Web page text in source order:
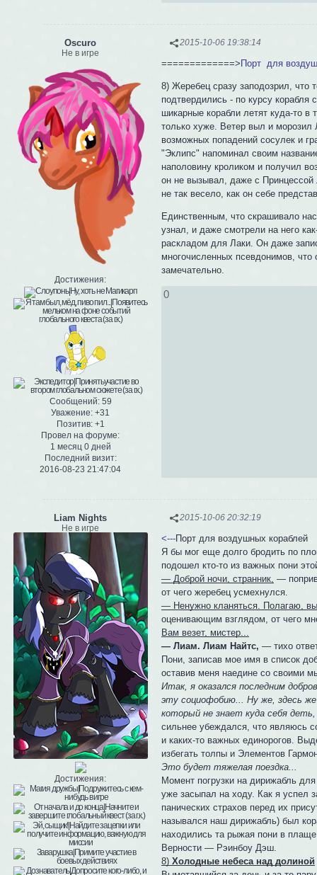
2015-10-06 19:38:14
Oscuro
Не в игре
Достижения:
Сообщений: 59
Уважение: +31
Позитив: +1
Провел на форуме:
1 месяц 0 дней
Последний визит:
2016-08-23 21:47:04
=============> Порт для
8) Жеребец сразу заподозрил, что
подтвердились - по курсу корабля
шикарные корабли летят куда-то
только хуже. Ветер выл и морозил
возможных попадений сосулек и
"Эклипс" напоминал своим
наполовину кроликом и получил
он не вызывал, даже с
не так весело, как он себе
Единственным, что скрашивало
узнал, и даже смотрели на него
раскладом для Лаки. Он даже
многочисленных псевдонимов, что
замечательно.
0
2015-10-06 20:32:19
Liam Nights
Не в игре
Достижения:
<---Порт для воздушных кораблей
Я бы мог еще долго бродить по
подошел кто-то из важных пони
— Доброй ночи, странник, —
от чего жеребец усмехнулся.
— Ненужно кланяться. Полагаю,
оценивающим взглядом, от чего
Вам везет, мистер...
— Лиам. Лиам Найтс, — тихо
Пони, записав мое имя в список
оставив меня наедине со своими
Итак, я оказался последним
эту социофобию... Ну же, здесь
который не знает куда себя деть,
сильнее убеждался, что являюсь
и каких-то важных единорогов.
избегать толпы и Элементов
Это будет тяжелая поездка...
Момент погрузки на дирижабль
уже засыпал на ходу. Как я успел
панических страхов перед их
назывался наш дирижабль) был
находились та рыжая пони в
Верности — Рэинбоу Дэш.
8)Холодные небеса над долиной